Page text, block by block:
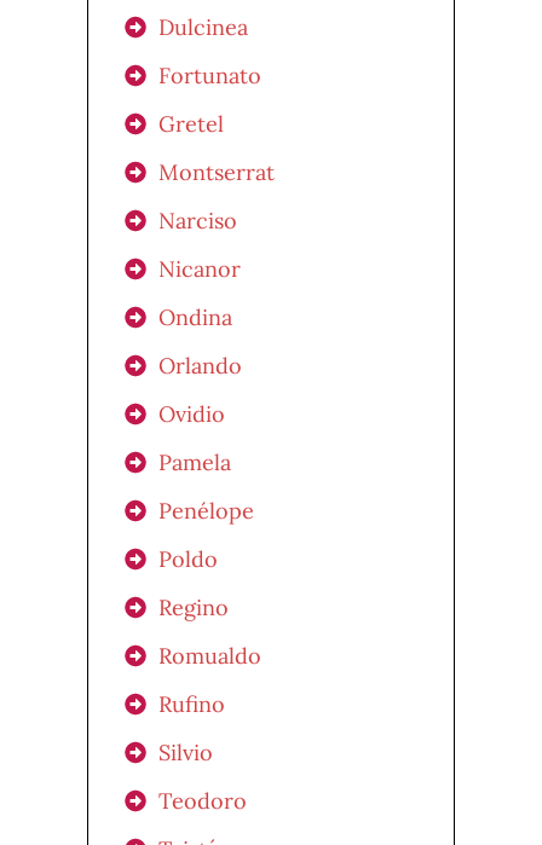
Dulcinea
Fortunato
Gretel
Montserrat
Narciso
Nicanor
Ondina
Orlando
Ovidio
Pamela
Penélope
Poldo
Regino
Romualdo
Rufino
Silvio
Teodoro